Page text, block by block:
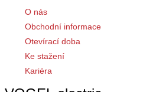
O nás
Obchodní informace
Otevírací doba
Ke stažení
Kariéra